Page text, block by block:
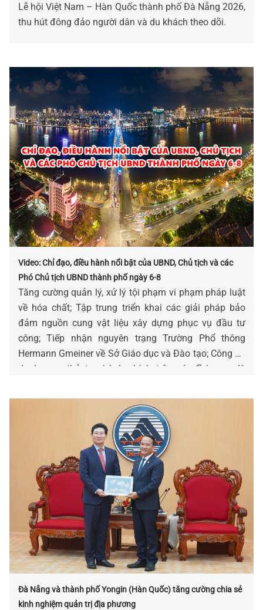
Lễ hội Việt Nam – Hàn Quốc thành phố Đà Nẵng 2026,
thu hút đông đảo người dân và du khách theo dõi.
Video: Chỉ đạo, điều hành nổi bật của UBND, Chủ tịch và các
Phó Chủ tịch UBND thành phố ngày 6-8
Tăng cường quản lý, xử lý tội phạm vi phạm pháp luật
về hóa chất; Tập trung triển khai các giải pháp bảo
đảm nguồn cung vật liệu xây dựng phục vụ đầu tư
công; Tiếp nhận nguyên trạng Trường Phổ thông
Hermann Gmeiner về Sở Giáo dục và Đào tạo; Công bố
danh mục thủ tục hành chính trên các lĩnh vực…là
và các Phó Chủ tịch UBND thành phố ngày 06-8.
Đà Nẵng và thành phố Yongin (Hàn Quốc) tăng cường chia sẻ
kinh nghiệm quản trị địa phương